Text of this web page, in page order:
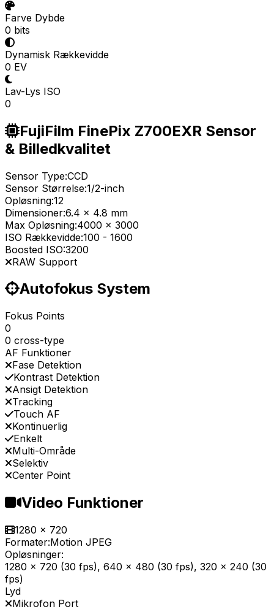
Farve Dybde
0 bits
Dynamisk Rækkevidde
0 EV
Lav-Lys ISO
0
FujiFilm FinePix Z700EXR Sensor
& Billedkvalitet
Sensor Type:CCD
Sensor Størrelse:1/2-inch
Opløsning:12
Dimensioner:6.4 x 4.8 mm
Max Opløsning:4000 x 3000
ISO Rækkevidde:100 - 1600
Boosted ISO:3200
RAW Support
Autofokus System
Fokus Points
0
0 cross-type
AF Funktioner
Fase Detektion
Kontrast Detektion
Ansigt Detektion
Tracking
Touch AF
Kontinuerlig
Enkelt
Multi-Område
Selektiv
Center Point
Video Funktioner
1280 x 720
Formater:Motion JPEG
Opløsninger:
1280 x 720 (30 fps), 640 x 480 (30 fps), 320 x 240 (30
fps)
Lyd
Mikrofon Port